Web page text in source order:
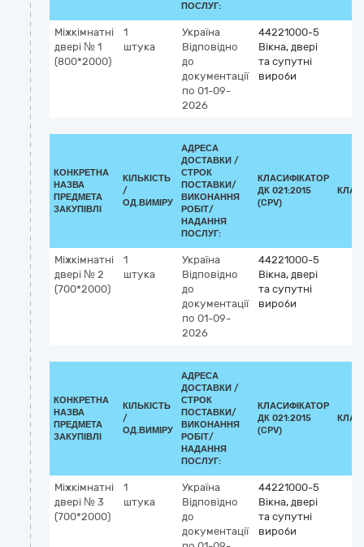
ПОСЛУГ:
Міжкімнатні
двері № 1
(800*2000)
1
штука
Україна
Відповідно
до
документації
по 01-09-
2026
44221000-5
Вікна, двері
та супутні
вироби
КОНКРЕТНА
НАЗВА
ПРЕДМЕТА
ЗАКУПІВЛІ
КІЛЬКІСТЬ
/
ОД.ВИМІРУ
АДРЕСА
ДОСТАВКИ /
СТРОК
ПОСТАВКИ/
ВИКОНАННЯ
РОБІТ/
НАДАННЯ
ПОСЛУГ:
КЛАСИФІКАТОР
ДК 021:2015
(CPV)
Міжкімнатні
двері № 2
(700*2000)
1
штука
Україна
Відповідно
до
документації
по 01-09-
2026
44221000-5
Вікна, двері
та супутні
вироби
КОНКРЕТНА
НАЗВА
ПРЕДМЕТА
ЗАКУПІВЛІ
КІЛЬКІСТЬ
/
ОД.ВИМІРУ
АДРЕСА
ДОСТАВКИ /
СТРОК
ПОСТАВКИ/
ВИКОНАННЯ
РОБІТ/
НАДАННЯ
ПОСЛУГ:
КЛАСИФІКАТОР
ДК 021:2015
(CPV)
Міжкімнатні
двері № 3
(700*2000)
1
штука
Україна
Відповідно
до
документації
44221000-5
Вікна, двері
та супутні
вироби